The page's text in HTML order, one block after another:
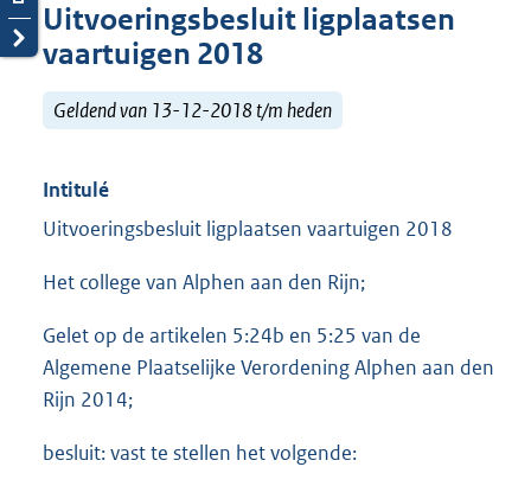
Uitvoeringsbesluit ligplaatsen
vaartuigen 2018
Geldend van 13-12-2018 t/m heden
Intitulé
Uitvoeringsbesluit ligplaatsen vaartuigen 2018
Het college van Alphen aan den Rijn;
Gelet op de artikelen 5:24b en 5:25 van de
Algemene Plaatselijke Verordening Alphen aan den
Rijn 2014;
besluit: vast te stellen het volgende: